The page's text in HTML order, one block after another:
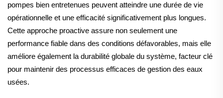
pompes bien entretenues peuvent atteindre une durée de vie
opérationnelle et une efficacité significativement plus longues.
Cette approche proactive assure non seulement une
performance fiable dans des conditions défavorables, mais elle
améliore également la durabilité globale du système, facteur clé
pour maintenir des processus efficaces de gestion des eaux
usées.